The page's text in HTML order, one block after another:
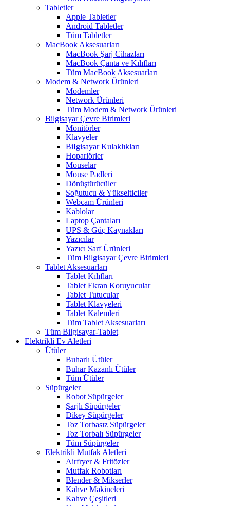
Tabletler
Apple Tabletler
Android Tabletler
Tüm Tabletler
MacBook Aksesuarları
MacBook Şarj Cihazları
MacBook Çanta ve Kılıfları
Tüm MacBook Aksesuarları
Modem & Network Ürünleri
Modemler
Network Ürünleri
Tüm Modem & Network Ürünleri
Bilgisayar Çevre Birimleri
Monitörler
Klavyeler
BiIgisayar Kulaklıkları
Hoparlörler
Mouselar
Mouse Padleri
Dönüştürücüler
Soğutucu & Yükselticiler
Webcam Ürünleri
Kablolar
Laptop Çantaları
UPS & Güç Kaynakları
Yazıcılar
Yazıcı Sarf Ürünleri
Tüm Bilgisayar Çevre Birimleri
Tablet Aksesuarları
Tablet Kılıfları
Tablet Ekran Koruyucular
Tablet Tutucular
Tablet Klavyeleri
Tablet Kalemleri
Tüm Tablet Aksesuarları
Tüm Bilgisayar-Tablet
Elektrikli Ev Aletleri
Ütüler
Buharlı Ütüler
Buhar Kazanlı Ütüler
Tüm Ütüler
Süpürgeler
Robot Süpürgeler
Şarjlı Süpürgeler
Dikey Süpürgeler
Toz Torbasız Süpürgeler
Toz Torbalı Süpürgeler
Tüm Süpürgeler
Elektrikli Mutfak Aletleri
Airfryer & Fritözler
Mutfak Robotları
Blender & Mikserler
Kahve Makineleri
Kahve Çeşitleri